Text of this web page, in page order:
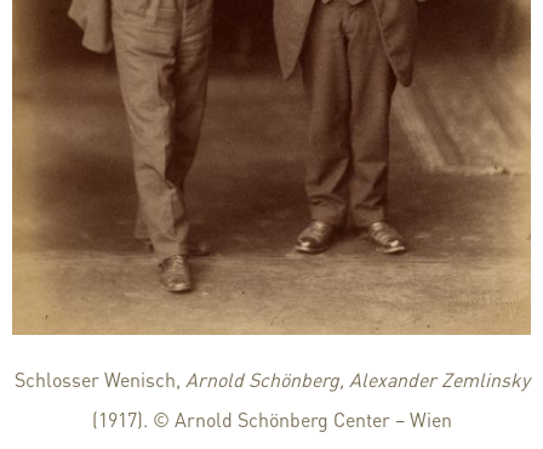
Schlosser Wenisch, Arnold Schönberg, Alexander Zemlinsky
(1917). © Arnold Schönberg Center – Wien